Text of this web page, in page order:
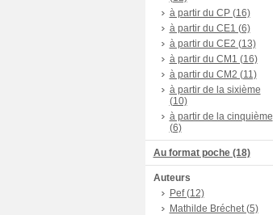
à partir du CP (16)
à partir du CE1 (6)
à partir du CE2 (13)
à partir du CM1 (16)
à partir du CM2 (11)
à partir de la sixième
(10)
à partir de la cinquième
(6)
Au format poche (18)
Auteurs
Pef (12)
Mathilde Bréchet (5)